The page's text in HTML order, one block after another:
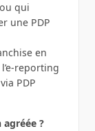
qui
une PDP
en
PDP
?